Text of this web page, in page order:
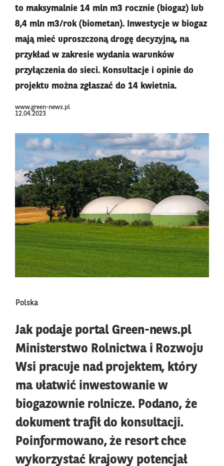
to maksymalnie 14 mln m3 rocznie (biogaz) lub
8,4 mln m3/rok (biometan). Inwestycje w biogaz
mają mieć uproszczoną drogę decyzyjną, na
przykład w zakresie wydania warunków
przyłączenia do sieci. Konsultacje i opinie do
projektu można zgłaszać do 14 kwietnia.
www.green-news.pl
12.04.2023
Polska
Jak podaje portal Green-news.pl
Ministerstwo Rolnictwa i Rozwoju
Wsi pracuje nad projektem, który
ma ułatwić inwestowanie w
biogazownie rolnicze. Podano, że
dokument trafił do konsultacji.
Poinformowano, że resort chce
wykorzystać krajowy potencjał